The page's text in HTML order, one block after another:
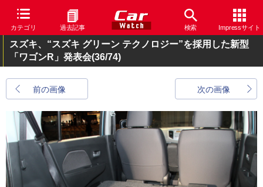
カテゴリ 過去記事 検索 Impressサイト
スズキ、“スズキ グリーン テクノロジー”を採用した新型
「ワゴンR」発表会(36/74)
前の画像 次の画像